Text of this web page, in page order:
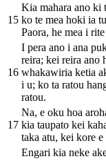
15
Kia mahara ano ki
ko te mea hoki ia
Paora, he mea i
16
I pera ano i ana
reira; kei reira ano
whakawiria ketia
i u; ko ta ratou
ratou.
17
Na, e oku hoa
kia taupato kei
taka atu, kei kore e
Engari kia neke